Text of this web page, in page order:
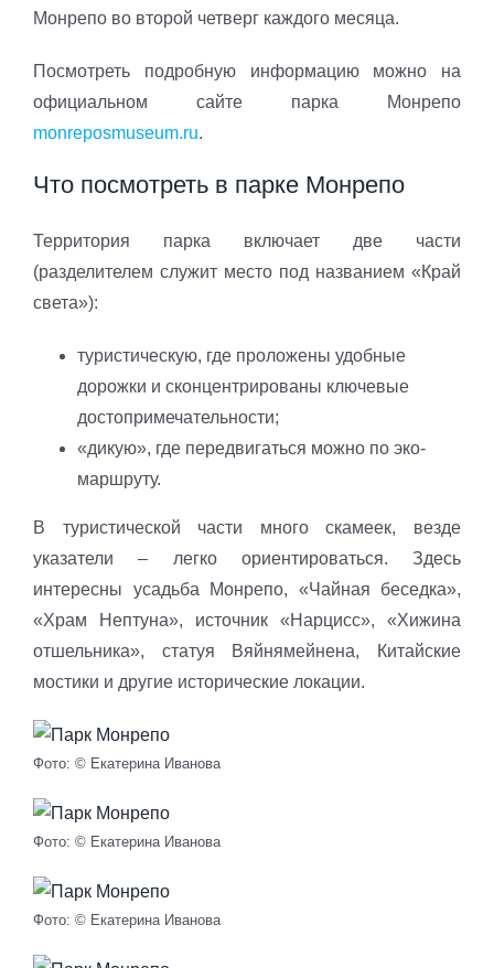
Монрепо во второй четверг каждого месяца.
Посмотреть подробную информацию можно на
официальном сайте парка Монрепо
monreposmuseum.ru.
Что посмотреть в парке Монрепо
Территория парка включает две части
(разделителем служит место под названием «Край
света»):
туристическую, где проложены удобные
дорожки и сконцентрированы ключевые
достопримечательности;
«дикую», где передвигаться можно по эко-
маршруту.
В туристической части много скамеек, везде
указатели – легко ориентироваться. Здесь
интересны усадьба Монрепо, «Чайная беседка»,
«Храм Нептуна», источник «Нарцисс», «Хижина
отшельника», статуя Вяйнямейнена, Китайские
мостики и другие исторические локации.
Фото: © Екатерина Иванова
Фото: © Екатерина Иванова
Фото: © Екатерина Иванова